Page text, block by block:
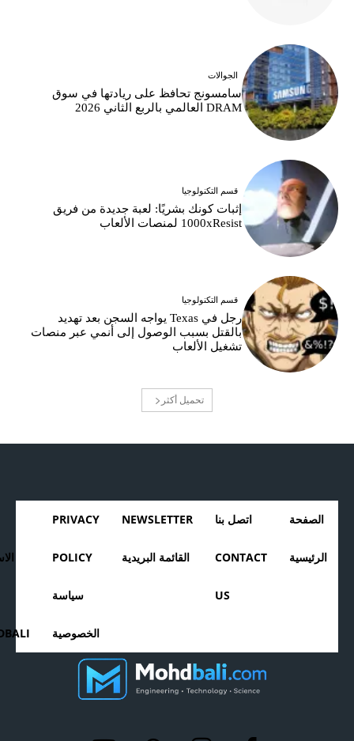
الجوالات
سامسونج تحافظ على ريادتها في سوق
DRAM العالمي بالربع الثاني 2026
قسم التكنولوجيا
إثبات كونك بشريًا: لعبة جديدة من فريق
1000xResist لمنصات الألعاب
قسم التكنولوجيا
رجل في Texas يواجه السجن بعد تهديد
بالقتل بسبب الوصول إلى أنمي عبر منصات
تشغيل الألعاب
تحميل أكثر
الصفحة
الرئيسية
اتصل بنا
CONTACT
US
NEWSLETTER
القائمة البريدية
PRIVACY
POLICY
سياسة
الخصوصية